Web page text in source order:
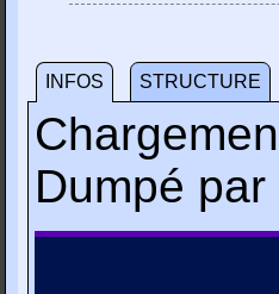
INFOS STRUCTURE
Dumpé par